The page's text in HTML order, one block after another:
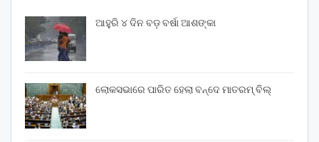
ଆହୁରି ୪ ଦିନ ବଡ଼ ବର୍ଷା ଆଶଙ୍କା
ଲୋକସଭାରେ ପାରିତ ହେଲା ବନ୍ଦେ ମାତରମ୍‌ ବିଲ୍‌